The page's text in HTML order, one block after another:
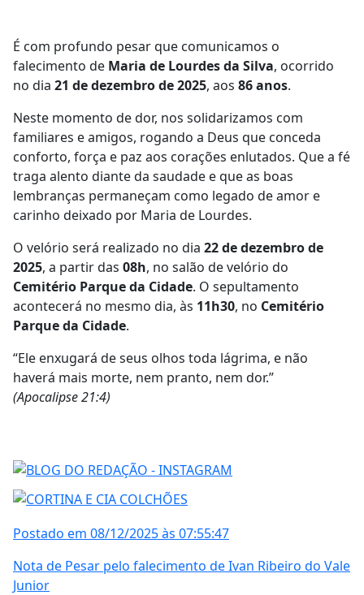
É com profundo pesar que comunicamos o
falecimento de Maria de Lourdes da Silva, ocorrido
no dia 21 de dezembro de 2025, aos 86 anos.
Neste momento de dor, nos solidarizamos com
familiares e amigos, rogando a Deus que conceda
conforto, força e paz aos corações enlutados. Que a fé
traga alento diante da saudade e que as boas
lembranças permaneçam como legado de amor e
carinho deixado por Maria de Lourdes.
O velório será realizado no dia 22 de dezembro de
2025, a partir das 08h, no salão de velório do
Cemitério Parque da Cidade. O sepultamento
acontecerá no mesmo dia, às 11h30, no Cemitério
Parque da Cidade.
“Ele enxugará de seus olhos toda lágrima, e não
haverá mais morte, nem pranto, nem dor.”
(Apocalipse 21:4)
Postado em 08/12/2025 às 07:55:47
Nota de Pesar pelo falecimento de Ivan Ribeiro do Vale
Junior